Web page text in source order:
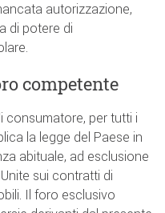
autorizzazione,
di potere di
competente
consumatore, per tutti i
la legge del Paese in
abituale, ad esclusione
sui contratti di
Il foro esclusivo